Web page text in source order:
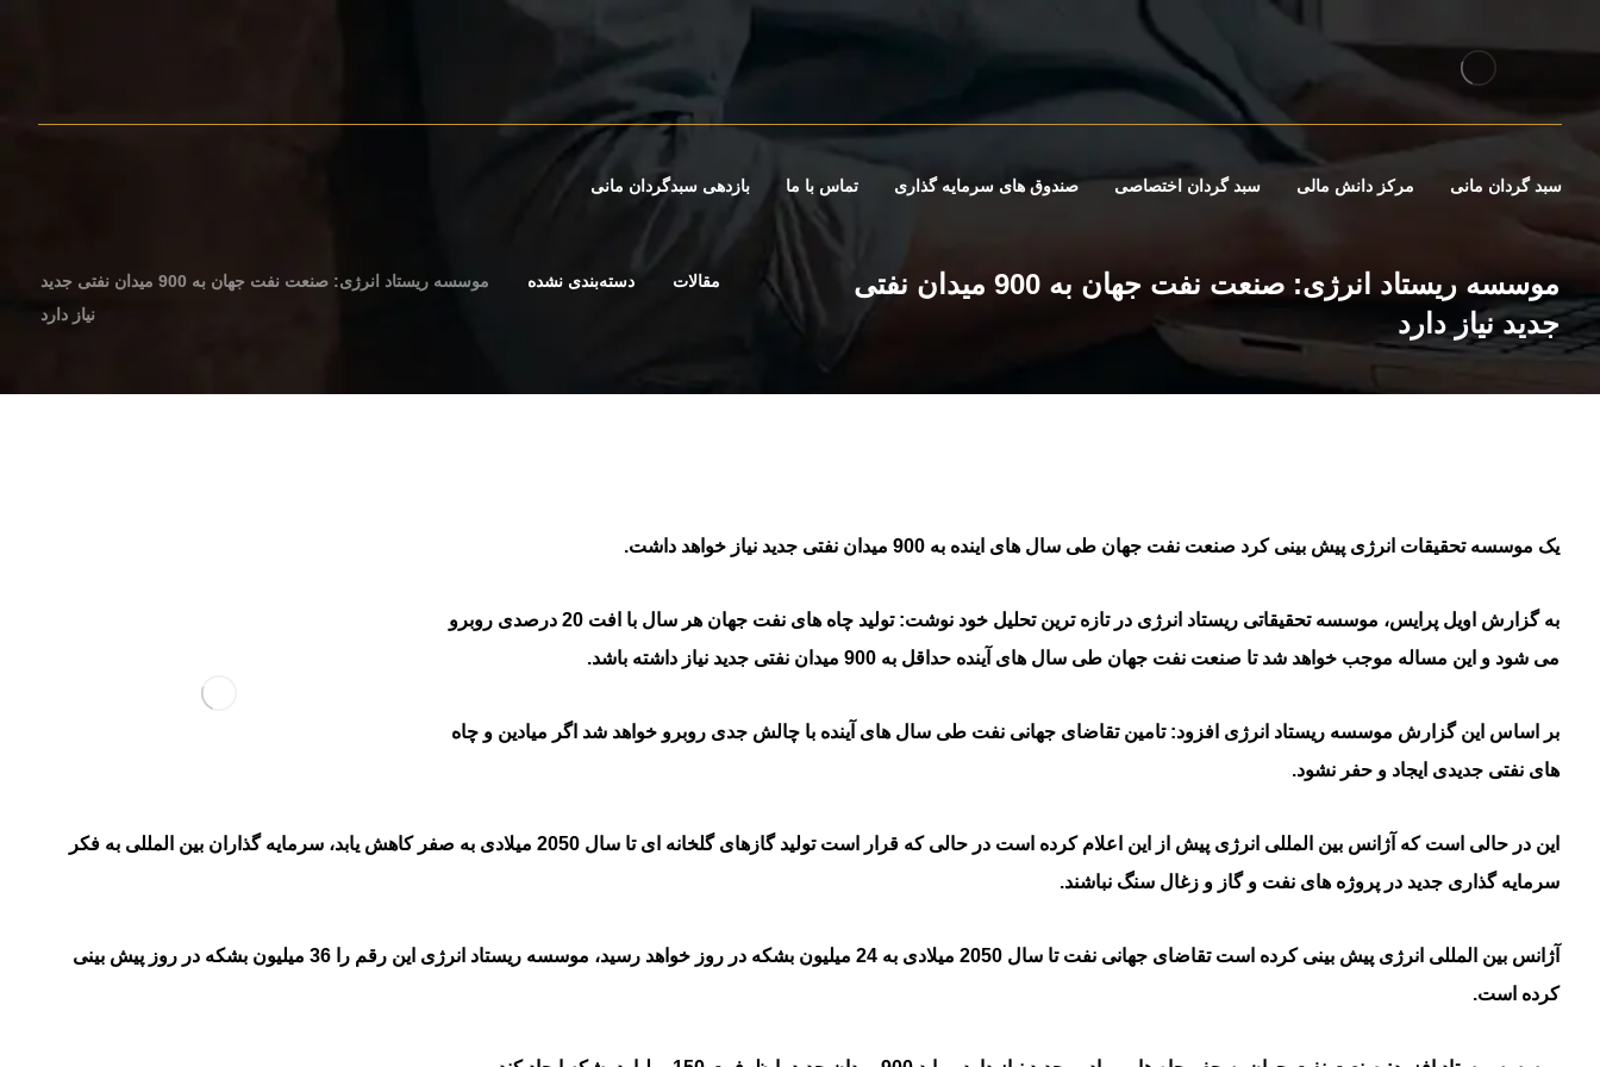
سبد گردان مانی مرکز دانش مالی سبد گردان اختصاصی صندوق های سرمایه گذاری تماس با ما بازدهی سبدگردان مانی
موسسه ریستاد انرژی: صنعت نفت جهان به 900 میدان نفتی
جدید نیاز دارد
مقالات دسته‌بندی نشده
موسسه ریستاد انرژی: صنعت نفت جهان به 900 میدان نفتی جدید
نیاز دارد
یک موسسه تحقیقات انرژی پیش بینی کرد صنعت نفت جهان طی سال های اینده به 900 میدان نفتی جدید نیاز خواهد داشت.
به گزارش اویل پرایس، موسسه تحقیقاتی ریستاد انرژی در تازه ترین تحلیل خود نوشت: تولید چاه های نفت جهان هر سال با افت 20 درصدی روبرو
می شود و این مساله موجب خواهد شد تا صنعت نفت جهان طی سال های آینده حداقل به 900 میدان نفتی جدید نیاز داشته باشد.
بر اساس این گزارش موسسه ریستاد انرژی افزود: تامین تقاضای جهانی نفت طی سال های آینده با چالش جدی روبرو خواهد شد اگر میادین و چاه
های نفتی جدیدی ایجاد و حفر نشود.
این در حالی است که آژانس بین المللی انرژی پیش از این اعلام کرده است در حالی که قرار است تولید گازهای گلخانه ای تا سال 2050 میلادی به صفر کاهش یابد، سرمایه گذاران بین المللی به فکر
سرمایه گذاری جدید در پروژه های نفت و گاز و زغال سنگ نباشند.
آژانس بین المللی انرژی پیش بینی کرده است تقاضای جهانی نفت تا سال 2050 میلادی به 24 میلیون بشکه در روز خواهد رسید، موسسه ریستاد انرژی این رقم را 36 میلیون بشکه در روز پیش بینی
کرده است.
۰۲۱-۸۸۲۰۲۷۱۰